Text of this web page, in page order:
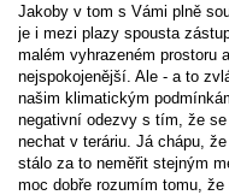
Jakoby v tom s Vámi plně
je i mezi plazy spousta
malém vyhrazeném prostoru
nejspokojenější. Ale - a to
našim klimatickým
negativní odezvy s tím, že
nechat v teráriu. Já chápu,
stálo za to neměřit stejným
moc dobře rozumím tomu,